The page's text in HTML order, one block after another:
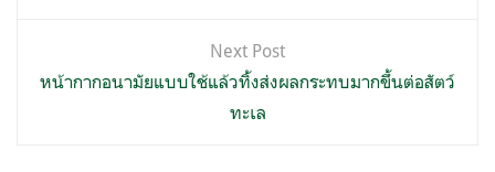
Next Post
หน้ากากอนามัยแบบใช้แล้วทิ้งส่งผลกระทบมากขึ้นต่อสัตว์
ทะเล